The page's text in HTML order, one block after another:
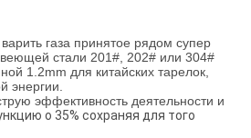
газа принятое рядом супер
стали 201#, 202# или 304#
1.2mm для китайских тарелок,
энергии.
эффективность деятельности и
о 35% сохраняя для того